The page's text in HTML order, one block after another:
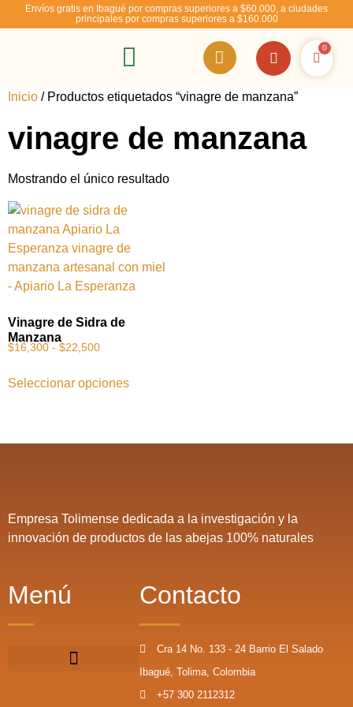
Envíos gratis en Ibagué por compras superiores a $60.000, a ciudades
principales por compras superiores a $160.000
0
Inicio / Productos etiquetados “vinagre de manzana”
vinagre de manzana
Mostrando el único resultado
Vinagre de Sidra de
Manzana
$16,300 - $22,500
Seleccionar opciones
Empresa Tolimense dedicada a la investigación y la
innovación de productos de las abejas 100% naturales
Menú Contacto
Cra 14 No. 133 - 24 Barrio El Salado
Ibagué, Tolima, Colombia
+57 300 2112312